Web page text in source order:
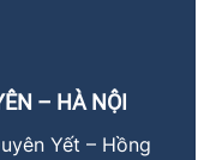
– HÀ NỘI
Yết – Hồng